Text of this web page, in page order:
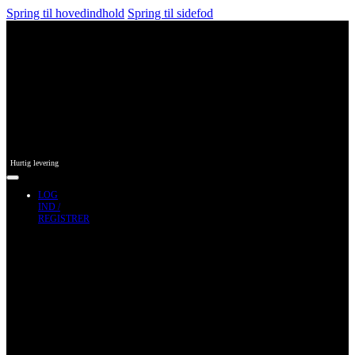
Spring til hovedindhold Spring til sidefod
Hurtig levering
LOG
IND /
REGISTRER